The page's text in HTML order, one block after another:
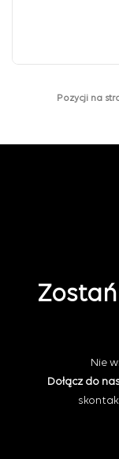
Pozycji na
Nie
Dołącz do